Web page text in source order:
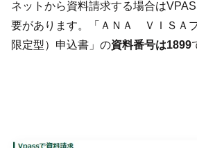
ネットから資料請求する場合は
要があります。「 ＡＮＡ ＶＩＳＡ
限定型）申込書」の資料番号は1899